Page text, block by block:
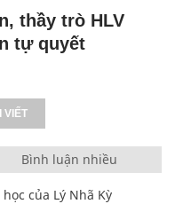
thầy trò HLV
tự quyết
VIẾT
Bình luận nhiều
của Lý Nhã Kỳ